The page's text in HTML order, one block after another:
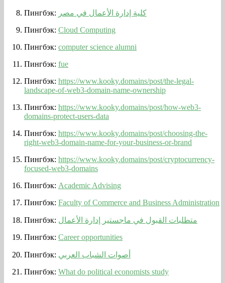
Пингбэк: كلية إدارة الأعمال في مصر
Пингбэк: Cloud Computing
Пингбэк: computer science alumni
Пингбэк: fue
Пингбэк: https://www.kooky.domains/post/the-legal-
landscape-of-web3-domain-name-ownership
Пингбэк: https://www.kooky.domains/post/how-web3-
domains-protect-users-data
Пингбэк: https://www.kooky.domains/post/choosing-the-
right-web3-domain-name-for-your-business-or-brand
Пингбэк: https://www.kooky.domains/post/cryptocurrency-
focused-web3-domains
Пингбэк: Academic Advising
Пингбэк: Faculty of Commerce and Business Administration
Пингбэк: متطلبات القبول في ماجستير إدارة الأعمال
Пингбэк: Career opportunities
Пингбэк: أصوات الشباب العربي
Пингбэк: What do political economists study